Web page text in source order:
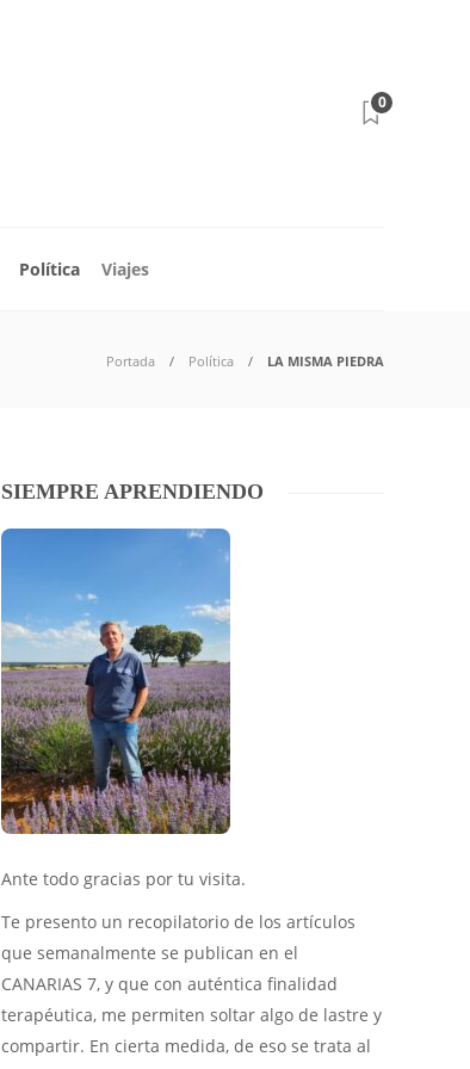
0
Política Viajes
Portada Política LA MISMA PIEDRA
SIEMPRE APRENDIENDO
Ante todo gracias por tu visita.
Te presento un recopilatorio de los artículos
que semanalmente se publican en el
CANARIAS 7, y que con auténtica finalidad
terapéutica, me permiten soltar algo de lastre y
compartir. En cierta medida, de eso se trata al